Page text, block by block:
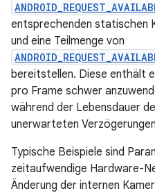
entsprechenden statischen
und eine Teilmenge von
bereitstellen. Diese enthält
pro Frame schwer
während der Lebensdauer
unerwarteten
Typische Beispiele sind
zeitaufwendige Hardware-
Änderung der internen